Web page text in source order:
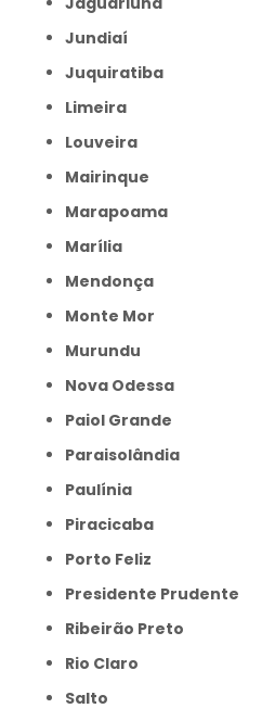
Jundiaí
Juquiratiba
Limeira
Louveira
Mairinque
Marapoama
Marília
Mendonça
Monte Mor
Murundu
Nova Odessa
Paiol Grande
Paraisolândia
Paulínia
Piracicaba
Porto Feliz
Presidente Prudente
Ribeirão Preto
Rio Claro
Salto